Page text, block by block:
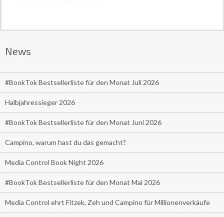
News
#BookTok Bestsellerliste für den Monat Juli 2026
Halbjahressieger 2026
#BookTok Bestsellerliste für den Monat Juni 2026
Campino, warum hast du das gemacht?
Media Control Book Night 2026
#BookTok Bestsellerliste für den Monat Mai 2026
Media Control ehrt Fitzek, Zeh und Campino für Millionenverkäufe